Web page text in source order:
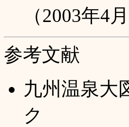
（2003年4
参考文献
九州温泉大
ク